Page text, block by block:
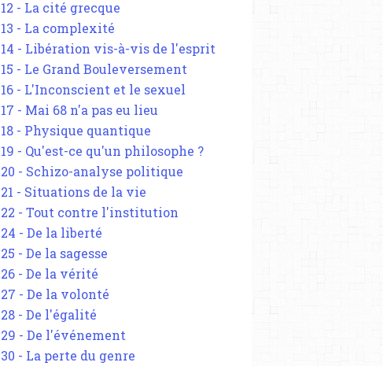
12 - La cité grecque
13 - La complexité
14 - Libération vis-à-vis de l'esprit
15 - Le Grand Bouleversement
16 - L'Inconscient et le sexuel
17 - Mai 68 n'a pas eu lieu
18 - Physique quantique
19 - Qu'est-ce qu'un philosophe ?
20 - Schizo-analyse politique
21 - Situations de la vie
22 - Tout contre l'institution
24 - De la liberté
25 - De la sagesse
26 - De la vérité
27 - De la volonté
28 - De l'égalité
29 - De l'événement
30 - La perte du genre